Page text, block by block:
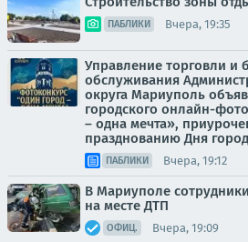
ПАБЛИКИ Вчера, 19:35
Управление торговли и
обслуживания
округа Мариуполь
городского онлайн-
– одна мечта»,
празднованию Дня
ПАБЛИКИ Вчера, 19:12
В Мариуполе
на месте ДТП
ОФИЦ. Вчера, 19:09